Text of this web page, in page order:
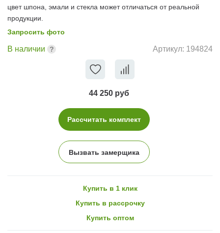
цвет шпона, эмали и стекла может отличаться от реальной
продукции.
Запросить фото
В наличии Артикул: 194824
44 250 руб
Рассчитать комплект
Вызвать замерщика
Купить в 1 клик
Купить в рассрочку
Купить оптом